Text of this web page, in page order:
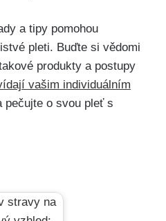
a tipy pomohou
pleti.​ Buďte si vědomi
produkty a postupy
vašim individuálním
pečujte o svou pleť‍ s